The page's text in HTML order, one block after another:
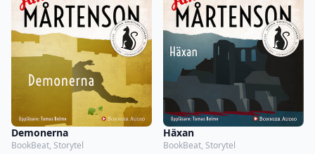
Demonerna
BookBeat, Storytel
Häxan
BookBeat, Storytel